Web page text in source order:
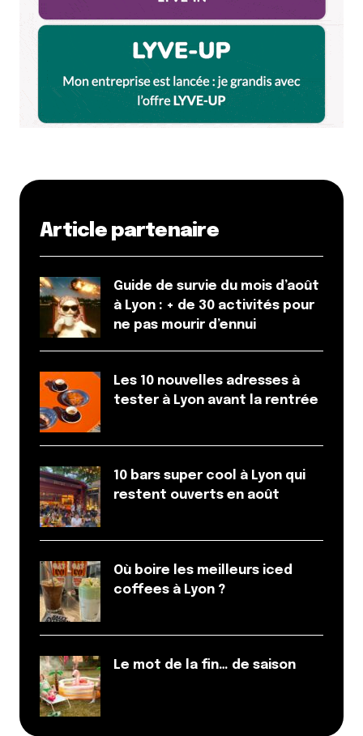
Article partenaire
Guide de survie du mois d’août
à Lyon : + de 30 activités pour
ne pas mourir d’ennui
Les 10 nouvelles adresses à
tester à Lyon avant la rentrée
10 bars super cool à Lyon qui
restent ouverts en août
Où boire les meilleurs iced
coffees à Lyon ?
Le mot de la fin… de saison